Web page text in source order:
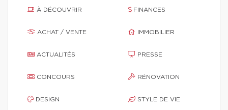
À DÉCOUVRIR
ACHAT / VENTE
ACTUALITÉS
CONCOURS
DESIGN
FINANCES
IMMOBILIER
PRESSE
RÉNOVATION
STYLE DE VIE